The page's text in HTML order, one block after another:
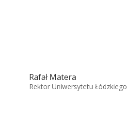
Rafał Matera
Rektor Uniwersytetu Łódzkiego